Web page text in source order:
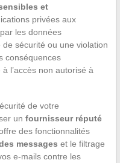
et
privées aux
les données
sécurité ou une violation
conséquences
l’accès non autorisé à
de votre
un fournisseur réputé
des fonctionnalités
messages et le filtrage
e-mails contre les